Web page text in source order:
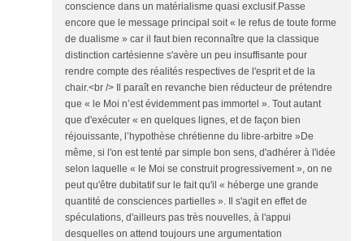
conscience dans un matérialisme quasi exclusif.Passe
encore que le message principal soit « le refus de toute forme
de dualisme » car il faut bien reconnaître que la classique
distinction cartésienne s'avère un peu insuffisante pour
rendre compte des réalités respectives de l'esprit et de la
chair.<br /> Il paraît en revanche bien réducteur de prétendre
que « le Moi n’est évidemment pas immortel ». Tout autant
que d'exécuter « en quelques lignes, et de façon bien
réjouissante, l’hypothèse chrétienne du libre-arbitre »De
même, si l'on est tenté par simple bon sens, d'adhérer à l'idée
selon laquelle « le Moi se construit progressivement », on ne
peut qu'être dubitatif sur le fait qu'il « héberge une grande
quantité de consciences partielles ». Il s'agit en effet de
spéculations, d'ailleurs pas très nouvelles, à l'appui
desquelles on attend toujours une argumentation